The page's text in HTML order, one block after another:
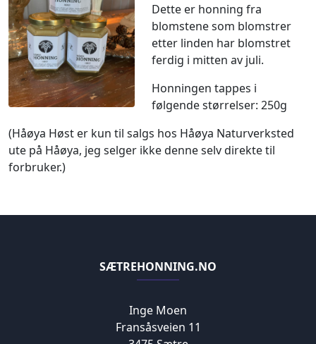
Dette er honning fra
blomstene som blomstrer
etter linden har blomstret
ferdig i mitten av juli.
Honningen tappes i
følgende størrelser: 250g
(Håøya Høst er kun til salgs hos Håøya Naturverksted
ute på Håøya, jeg selger ikke denne selv direkte til
forbruker.)
SÆTREHONNING.NO
Inge Moen
Fransåsveien 11